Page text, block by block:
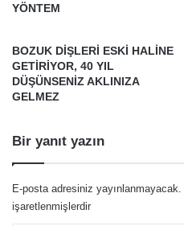
YÖNTEM
BOZUK DİŞLERİ ESKİ HALİNE
GETİRİYOR, 40 YIL
DÜŞÜNSENİZ AKLINIZA
GELMEZ
Bir yanıt yazın
E-posta adresiniz yayınlanmayacak.
işaretlenmişlerdir